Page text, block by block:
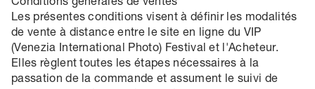
Conditions générales de ventes
Les présentes conditions visent à définir les modalités
de vente à distance entre le site en ligne du VIP
(Venezia International Photo) Festival et l'Acheteur.
Elles règlent toutes les étapes nécessaires à la
passation de la commande et assument le suivi de